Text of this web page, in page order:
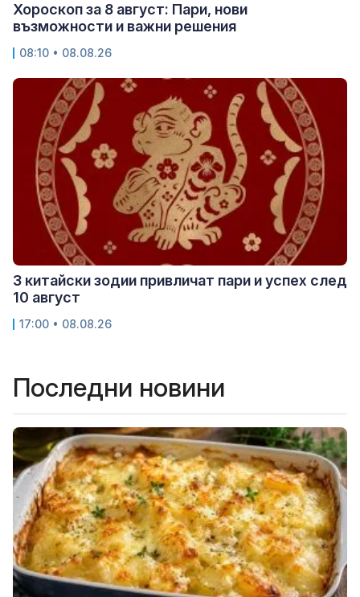
Хороскоп за 8 август: Пари, нови
възможности и важни решения
08:10 • 08.08.26
3 китайски зодии привличат пари и успех след
10 август
17:00 • 08.08.26
Последни новини